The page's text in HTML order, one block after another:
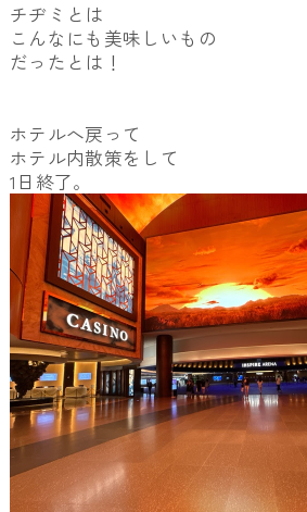
チヂミとは
こんなにも美味しいもの
だったとは！
ホテルへ戻って
ホテル内散策をして
1日終了。